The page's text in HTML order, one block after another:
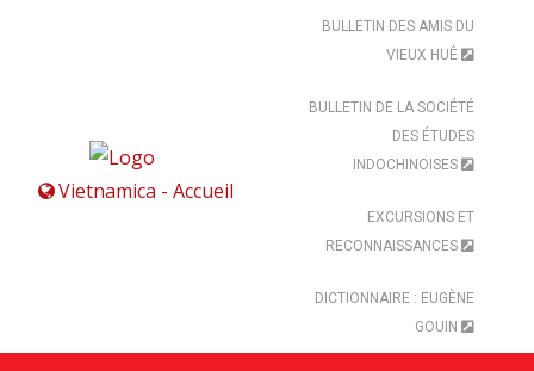
Vietnamica - Accueil
BULLETIN DES AMIS DU
VIEUX HUÊ
BULLETIN DE LA SOCIÉTÉ
DES ÉTUDES
INDOCHINOISES
EXCURSIONS ET
RECONNAISSANCES
DICTIONNAIRE : EUGÈNE
GOUIN